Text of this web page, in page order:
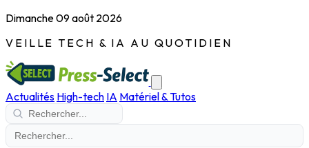
Dimanche 09 août 2026
VEILLE TECH & IA AU QUOTIDIEN
Actualités High-tech IA Matériel & Tutos